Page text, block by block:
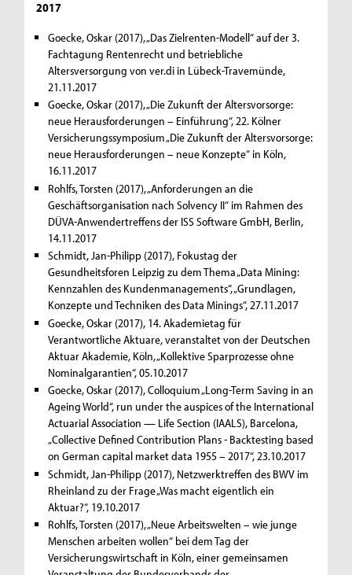
2017
Goecke, Oskar (2017), „Das Zielrenten-Modell“ auf der 3.
Fachtagung Rentenrecht und betriebliche
Altersversorgung von ver.di in Lübeck-Travemünde,
21.11.2017
Goecke, Oskar (2017), „Die Zukunft der Altersvorsorge:
neue Herausforderungen – Einführung“, 22. Kölner
Versicherungssymposium „Die Zukunft der Altersvorsorge:
neue Herausforderungen – neue Konzepte“ in Köln,
16.11.2017
Rohlfs, Torsten (2017), „Anforderungen an die
Geschäftsorganisation nach Solvency II“ im Rahmen des
DÜVA-Anwendertreffens der ISS Software GmbH, Berlin,
14.11.2017
Schmidt, Jan-Philipp (2017), Fokustag der
Gesundheitsforen Leipzig zu dem Thema „Data Mining:
Kennzahlen des Kundenmanagements“, „Grundlagen,
Konzepte und Techniken des Data Minings“, 27.11.2017
Goecke, Oskar (2017), 14. Akademietag für
Verantwortliche Aktuare, veranstaltet von der Deutschen
Aktuar Akademie, Köln, „Kollektive Sparprozesse ohne
Nominalgarantien“, 05.10.2017
Goecke, Oskar (2017), Colloquium „Long-Term Saving in an
Ageing World“, run under the auspices of the International
Actuarial Association — Life Section (IAALS), Barcelona,
„Collective Defined Contribution Plans - Backtesting based
on German capital market data 1955 – 2017“, 23.10.2017
Schmidt, Jan-Philipp (2017), Netzwerktreffen des BWV im
Rheinland zu der Frage „Was macht eigentlich ein
Aktuar?“, 19.10.2017
Rohlfs, Torsten (2017), „Neue Arbeitswelten – wie junge
Menschen arbeiten wollen“ bei dem Tag der
Versicherungswirtschaft in Köln, einer gemeinsamen